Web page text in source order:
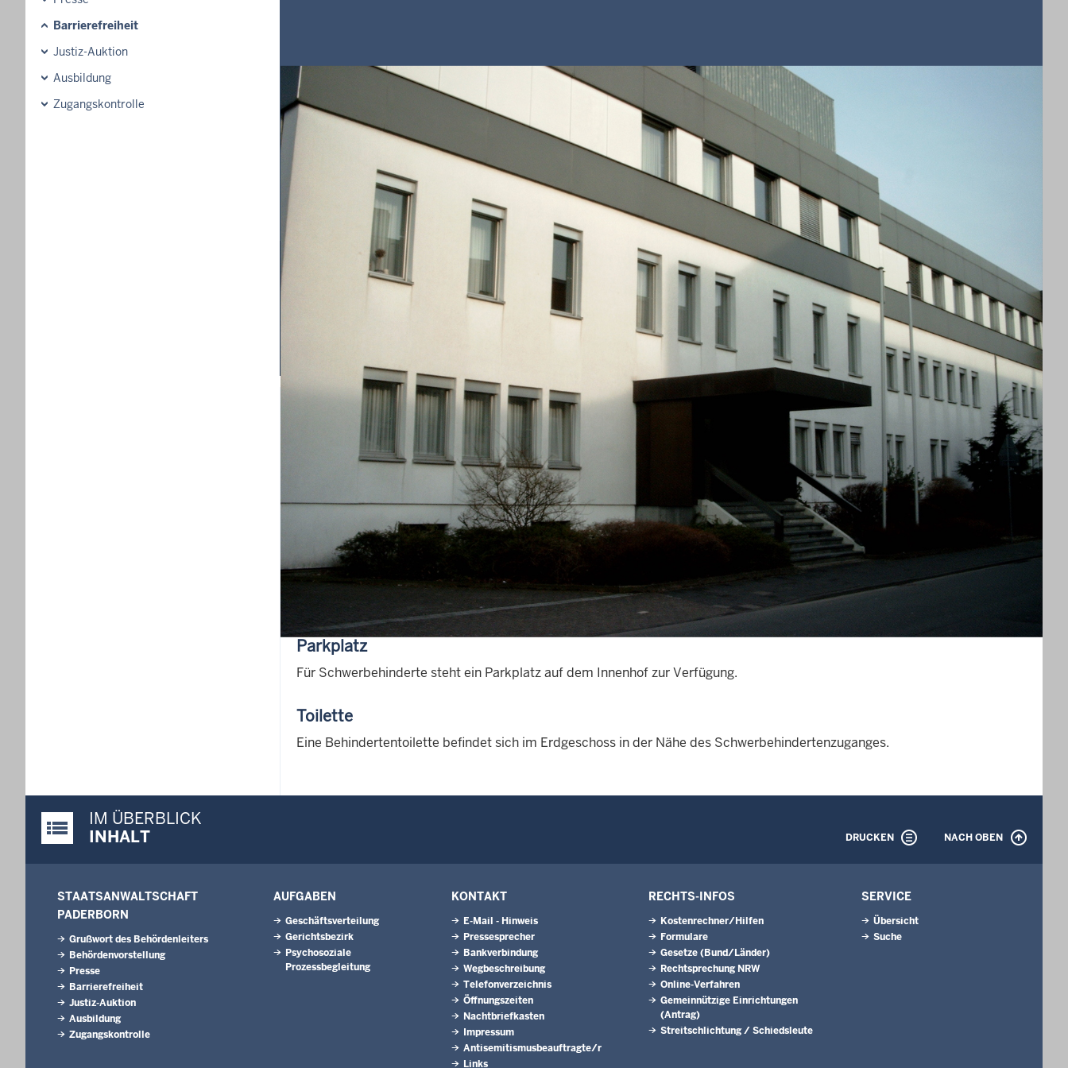
Barrierefreiheit
Justiz-Auktion
Ausbildung
Zugangskontrolle
Quelle: Staatsanwaltschaft Paderborn
Barrierefreiheit
Hinweise zur barrierefreien Nutzung der Staatsanwaltschaft Paderborn
Der Zugang zum Gebäude erfolgt von der Straße am Bischofsteich über eine Treppenanlage.
Ebenerdig ist der Nebeneingang über den Innenhof zu erreichen.
Schwerbehindertenzugang
An der Treppe des Haupteinganges zur Straße "Am Bischofsteich" befindet sich links eine Gegensprechanlage, mit der Sie
Kontakt aufnehmen und bei Bedarf um Hilfe bitten können.
Der Schwerbehindertenzugang des Gebäudes ist ebenerdig und ist erreichbar über den Innenhof.
Alle Räume sind auch mit dem Rollstuhl erreichbar.
Parkplatz
Für Schwerbehinderte steht ein Parkplatz auf dem Innenhof zur Verfügung.
Toilette
Eine Behindertentoilette befindet sich im Erdgeschoss in der Nähe des Schwerbehindertenzuganges.
Justiz-Portal im Überblick:
IM ÜBERBLICK
INHALT
DRUCKEN NACH OBEN
STAATSANWALTSCHAFT
PADERBORN
Grußwort des Behördenleiters
Behördenvorstellung
Presse
Barrierefreiheit
Justiz-Auktion
Ausbildung
Zugangskontrolle
AUFGABEN
Geschäftsverteilung
Gerichtsbezirk
Psychosoziale
Prozessbegleitung
KONTAKT
E-Mail - Hinweis
Pressesprecher
Bankverbindung
Wegbeschreibung
Telefonverzeichnis
Öffnungszeiten
Nachtbriefkasten
Impressum
Antisemitismusbeauftragte/r
Links
RECHTS-INFOS
Kostenrechner/Hilfen
Formulare
Gesetze (Bund/Länder)
Rechtsprechung NRW
Online-Verfahren
Gemeinnützige Einrichtungen
(Antrag)
Streitschlichtung / Schiedsleute
SERVICE
Übersicht
Suche